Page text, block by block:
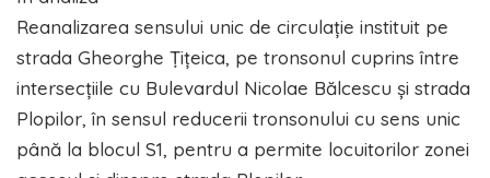
Reanalizarea sensului unic de circulație instituit pe
strada Gheorghe Țițeica, pe tronsonul cuprins între
intersecțiile cu Bulevardul Nicolae Bălcescu și strada
Plopilor, în sensul reducerii tronsonului cu sens unic
până la blocul S1, pentru a permite locuitorilor zonei